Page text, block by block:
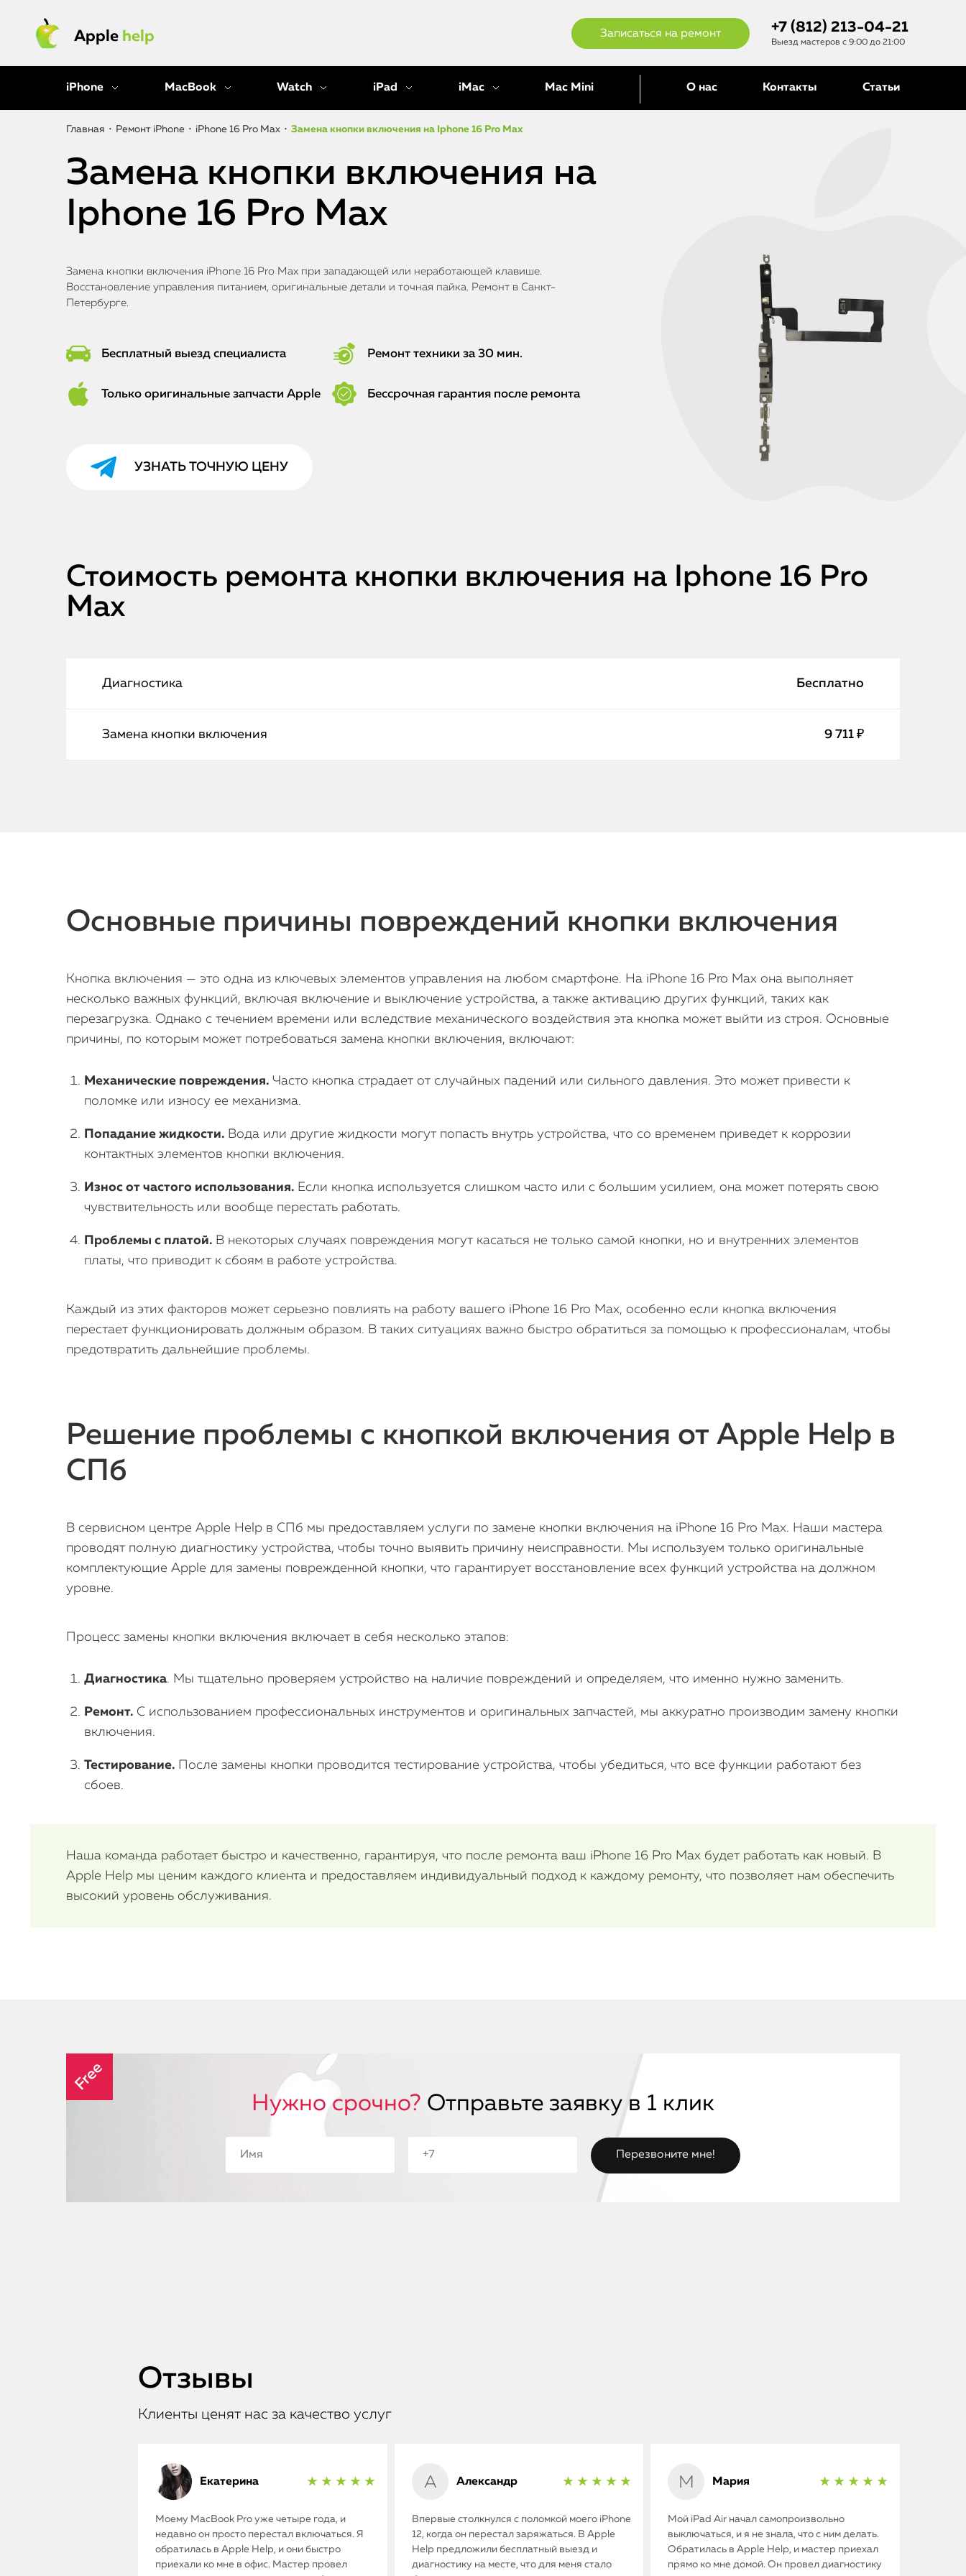
Watch
Apple help Записаться на ремонт +7 (812) 213-04-21
Выезд мастеров с 9:00 до 21:00
iPhone MacBook Watch iPad iMac Mac Mini О нас Контакты Статьи
Главная • Ремонт iPhone • iPhone 16 Pro Max • Замена кнопки включения на Iphone 16 Pro Max
Замена кнопки включения на
Iphone 16 Pro Max
Замена кнопки включения iPhone 16 Pro Max при западающей или неработающей клавише.
Восстановление управления питанием, оригинальные детали и точная пайка. Ремонт в Санкт-
Петербурге.
Бесплатный выезд специалиста Ремонт техники за 30 мин.
Только оригинальные запчасти Apple Бессрочная гарантия после ремонта
УЗНАТЬ ТОЧНУЮ ЦЕНУ
Стоимость ремонта кнопки включения на Iphone 16 Pro
Max
Диагностика Бесплатно
Замена кнопки включения 9 711 ₽
Основные причины повреждений кнопки включения
Кнопка включения — это одна из ключевых элементов управления на любом смартфоне. На iPhone 16 Pro Max она выполняет
несколько важных функций, включая включение и выключение устройства, а также активацию других функций, таких как
перезагрузка. Однако с течением времени или вследствие механического воздействия эта кнопка может выйти из строя. Основные
причины, по которым может потребоваться замена кнопки включения, включают:
Механические повреждения. Часто кнопка страдает от случайных падений или сильного давления. Это может привести к
поломке или износу ее механизма.
Попадание жидкости. Вода или другие жидкости могут попасть внутрь устройства, что со временем приведет к коррозии
контактных элементов кнопки включения.
Износ от частого использования. Если кнопка используется слишком часто или с большим усилием, она может потерять свою
чувствительность или вообще перестать работать.
Проблемы с платой. В некоторых случаях повреждения могут касаться не только самой кнопки, но и внутренних элементов
платы, что приводит к сбоям в работе устройства.
Каждый из этих факторов может серьезно повлиять на работу вашего iPhone 16 Pro Max, особенно если кнопка включения
перестает функционировать должным образом. В таких ситуациях важно быстро обратиться за помощью к профессионалам, чтобы
предотвратить дальнейшие проблемы.
Решение проблемы с кнопкой включения от Apple Help в
СПб
В сервисном центре Apple Help в СПб мы предоставляем услуги по замене кнопки включения на iPhone 16 Pro Max. Наши мастера
проводят полную диагностику устройства, чтобы точно выявить причину неисправности. Мы используем только оригинальные
комплектующие Apple для замены поврежденной кнопки, что гарантирует восстановление всех функций устройства на должном
уровне.
Процесс замены кнопки включения включает в себя несколько этапов:
Диагностика. Мы тщательно проверяем устройство на наличие повреждений и определяем, что именно нужно заменить.
Ремонт. С использованием профессиональных инструментов и оригинальных запчастей, мы аккуратно производим замену кнопки
включения.
Тестирование. После замены кнопки проводится тестирование устройства, чтобы убедиться, что все функции работают без
сбоев.
Наша команда работает быстро и качественно, гарантируя, что после ремонта ваш iPhone 16 Pro Max будет работать как новый. В
Apple Help мы ценим каждого клиента и предоставляем индивидуальный подход к каждому ремонту, что позволяет нам обеспечить
высокий уровень обслуживания.
Free
Нужно срочно? Отправьте заявку в 1 клик
Отзывы
Клиенты ценят нас за качество услуг
Екатерина ★ ★ ★ ★ ★
Моему MacBook Pro уже четыре года, и
недавно он просто перестал включаться. Я
обратилась в Apple Help, и они быстро
приехали ко мне в офис. Мастер провел
Александр ★ ★ ★ ★ ★
Впервые столкнулся с поломкой моего iPhone
12, когда он перестал заряжаться. В Apple
Help предложили бесплатный выезд и
диагностику на месте, что для меня стало
Мария ★ ★ ★ ★ ★
Мой iPad Air начал самопроизвольно
выключаться, и я не знала, что с ним делать.
Обратилась в Apple Help, и мастер приехал
прямо ко мне домой. Он провел диагностику